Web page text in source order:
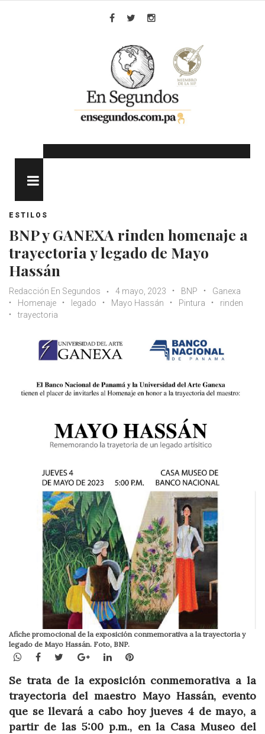
ESTILOS
BNP y GANEXA rinden homenaje a
trayectoria y legado de Mayo
Hassán
Redacción En Segundos 4 mayo, 2023 BNP
Ganexa
Homenaje
legado Mayo Hassán Pintura
rinden
trayectoria
Afiche promocional de la exposición conmemorativa a la trayectoria y
legado de Mayo Hassán. Foto, BNP.
WhatsApp
Facebook
TwitterGoogle+LinkedInPinterest
Se trata de la exposición conmemorativa a la
trayectoria del maestro Mayo Hassán, evento
que se llevará a cabo hoy jueves 4 de mayo, a
partir de las 5:00 p.m., en la Casa Museo del